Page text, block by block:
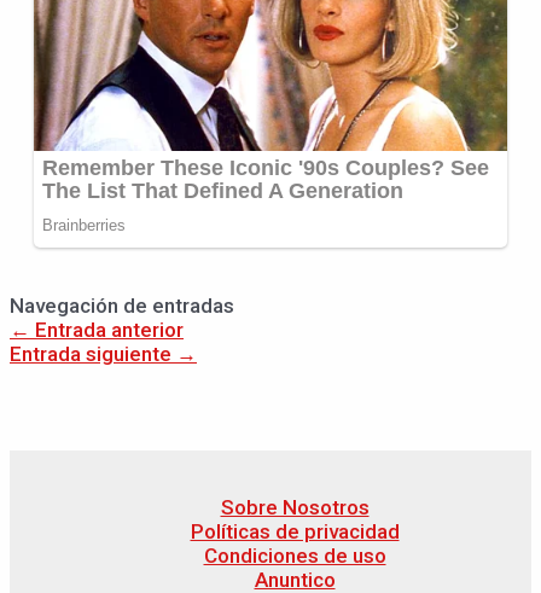
Navegación de entradas
← Entrada anterior
Entrada siguiente →
Sobre Nosotros
Políticas de privacidad
Condiciones de uso
Anuntico